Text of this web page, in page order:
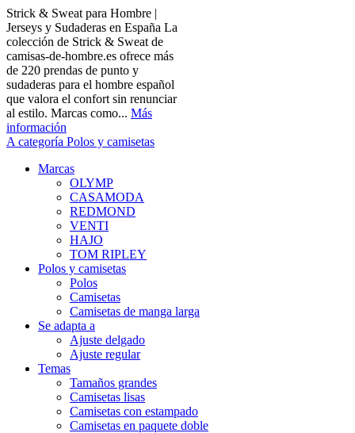
Strick & Sweat para Hombre |
Jerseys y Sudaderas en España La
colección de Strick & Sweat de
camisas-de-hombre.es ofrece más
de 220 prendas de punto y
sudaderas para el hombre español
que valora el confort sin renunciar
al estilo. Marcas como... Más
información
A categoría Polos y camisetas
Marcas
OLYMP
CASAMODA
REDMOND
VENTI
HAJO
TOM RIPLEY
Polos y camisetas
Polos
Camisetas
Camisetas de manga larga
Se adapta a
Ajuste delgado
Ajuste regular
Temas
Tamaños grandes
Camisetas lisas
Camisetas con estampado
Camisetas en paquete doble